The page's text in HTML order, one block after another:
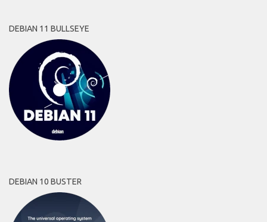
DEBIAN 11 BULLSEYE
DEBIAN 10 BUSTER